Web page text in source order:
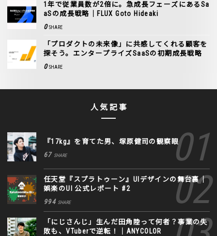
1年で従業員数が2倍に。急成長フェーズにあるSa
aSの成長戦略｜FLUX Goto Hideaki
0 SHARE
「プロダクトの未来像」に共感してくれる顧客を
探そう。エンタープライズSaaSの初期成長戦略
0 SHARE
人気記事
『17kg』を育てた男、塚原健司の観察眼
67 SHARE
任天堂『スプラトゥーン』UIデザインの舞台裏｜
娯楽のUI 公式レポート #2
994 SHARE
「にじさんじ」生んだ田角陸って何者？事業の失
敗も、VTuberで逆転！｜ANYCOLOR